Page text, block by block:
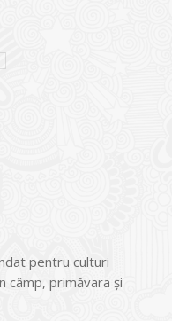
pentru culturi
câmp, primăvara şi